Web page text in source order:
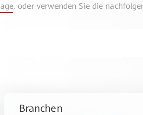
, oder verwenden Sie die
Branchen